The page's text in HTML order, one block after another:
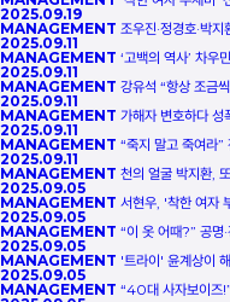
2025.09.19
MANAGEMENT 조우진·정경호·박
2025.09.11
MANAGEMENT ‘고백의 역사’ 차우
2025.09.11
MANAGEMENT 강유석 “항상 조금
2025.09.11
MANAGEMENT 가해자 변호하다 성
2025.09.11
MANAGEMENT “죽지 말고 죽여라
2025.09.11
MANAGEMENT 천의 얼굴 박지환,
2025.09.05
MANAGEMENT 서현우, '착한 여자
2025.09.05
MANAGEMENT “이 옷 어때?” 공명
2025.09.05
MANAGEMENT '트라이' 윤계상이
2025.09.05
MANAGEMENT “40대 사자보이즈